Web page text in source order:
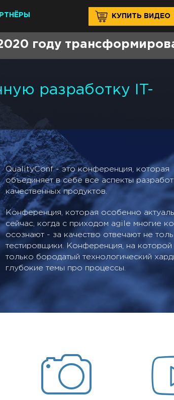
КУПИТЬ ВИДЕО
году
разработку IT-
QualityConf - это конференция, которая
объединяет в себе все аспекты
качественных продуктов.
Конференция, которая особенно
сейчас, когда с приходом agile многие
осознают - за качество отвечают не
тестировщики. Конференция, на которой
только бородатый технологический
глубокие темы про процессы.